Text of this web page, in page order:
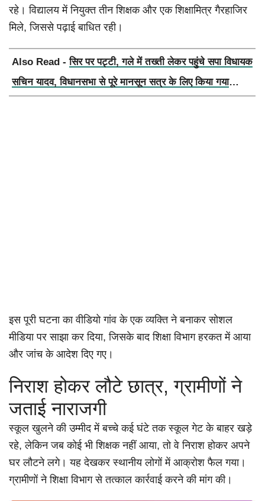
रहे। विद्यालय में नियुक्त तीन शिक्षक और एक शिक्षामित्र गैरहाजिर
मिले, जिससे पढ़ाई बाधित रही।
Also Read -सिर पर पट्टी, गले में तख्ती लेकर पहुंचे सपा विधायक
सचिन यादव, विधानसभा से पूरे मानसून सत्र के लिए किया गया
इस पूरी घटना का वीडियो गांव के एक व्यक्ति ने बनाकर सोशल
मीडिया पर साझा कर दिया, जिसके बाद शिक्षा विभाग हरकत में आया
और जांच के आदेश दिए गए।
निराश होकर लौटे छात्र, ग्रामीणों ने
जताई नाराजगी
स्कूल खुलने की उम्मीद में बच्चे कई घंटे तक स्कूल गेट के बाहर खड़े
रहे, लेकिन जब कोई भी शिक्षक नहीं आया, तो वे निराश होकर अपने
घर लौटने लगे। यह देखकर स्थानीय लोगों में आक्रोश फैल गया।
ग्रामीणों ने शिक्षा विभाग से तत्काल कार्रवाई करने की मांग की।